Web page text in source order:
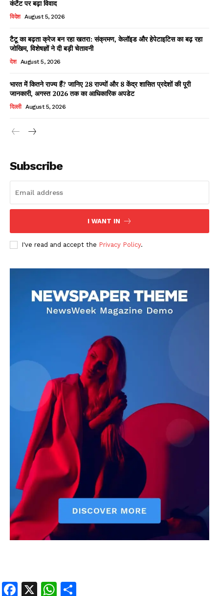
Facebook
X WhatsApp
Share
Read Latest News on AIN
AIN NEWS 1
Contact Us
Privacy Policy
Terms of Use Agreement
Facebook
X WhatsApp
Share
कंटेंट पर बढ़ा विवाद
विदेश August 5, 2026
टैटू का बढ़ता क्रेज बन रहा खतरा: संक्रमण, केलॉइड और हेपेटाइटिस का बढ़ रहा
जोखिम, विशेषज्ञों ने दी बड़ी चेतावनी
देश August 5, 2026
भारत में कितने राज्य हैं? जानिए 28 राज्यों और 8 केंद्र शासित प्रदेशों की पूरी
जानकारी, अगस्त 2026 तक का आधिकारिक अपडेट
दिल्ली August 5, 2026
Subscribe
I WANT IN
I've read and accept the Privacy Policy.
Facebook
X WhatsApp